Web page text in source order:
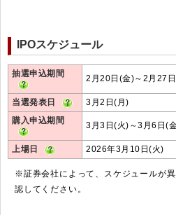
IPOスケジュール
抽選申込期間 2月20日(金)～2月27
当選発表日
3月2日(月)
購入申込期間
3月3日(火)～3月6日(
上場日 2026年3月10日(火)
※証券会社によって、スケジュールが
認してください。